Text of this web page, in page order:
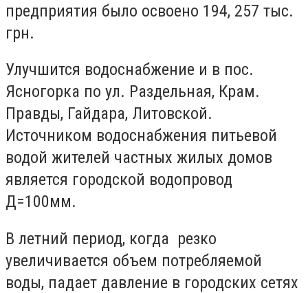
предприятия было освоено 194, 257 тыс.
грн.
Улучшится водоснабжение и в пос.
Ясногорка по ул. Раздельная, Крам.
Правды, Гайдара, Литовской.
Источником водоснабжения питьевой
водой жителей частных жилых домов
является городской водопровод
Д=100мм.
В летний период, когда резко
увеличивается объем потребляемой
воды, падает давление в городских сетях